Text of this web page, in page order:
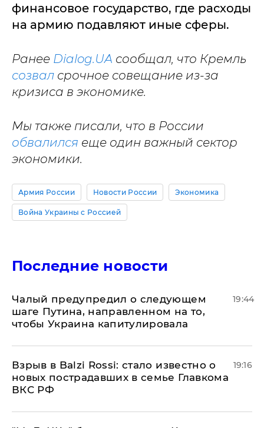
финансовое государство, где расходы
на армию подавляют иные сферы.
Ранее Dialog.UA сообщал, что Кремль
созвал срочное совещание из-за
кризиса в экономике.
Мы также писали, что в России
обвалился еще один важный сектор
экономики.
Армия России Новости России Экономика
Война Украины с Россией
Последние новости
Чалый предупредил о следующем
шаге Путина, направленном на то,
чтобы Украина капитулировала
19:44
Взрыв в Balzi Rossi: стало известно о
новых пострадавших в семье Главкома
ВКС РФ
19:16